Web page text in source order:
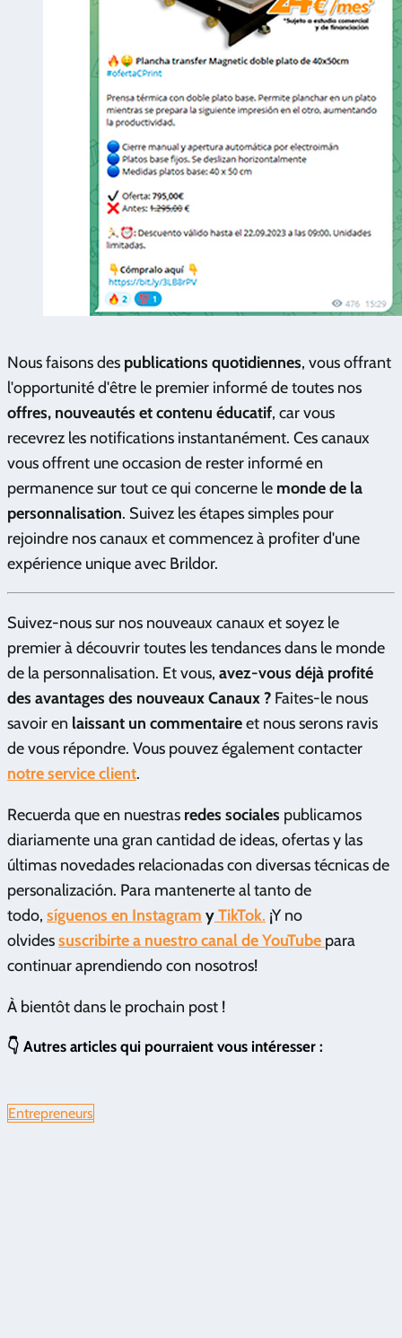
Nous faisons des publications quotidiennes, vous offrant
l'opportunité d'être le premier informé de toutes nos
offres, nouveautés et contenu éducatif, car vous
recevrez les notifications instantanément. Ces canaux
vous offrent une occasion de rester informé en
permanence sur tout ce qui concerne le monde de la
personnalisation. Suivez les étapes simples pour
rejoindre nos canaux et commencez à profiter d'une
expérience unique avec Brildor.
Suivez-nous sur nos nouveaux canaux et soyez le
premier à découvrir toutes les tendances dans le monde
de la personnalisation. Et vous, avez-vous déjà profité
des avantages des nouveaux Canaux ? Faites-le nous
savoir en laissant un commentaireet nous serons ravis
de vous répondre. Vous pouvez également contacter
notre service client.
Recuerda que en nuestras redes sociales publicamos
diariamente una gran cantidad de ideas, ofertas y las
últimas novedades relacionadas con diversas técnicas de
personalización. Para mantenerte al tanto de
todo, síguenos en Instagram yTikTok. ¡Y no
olvidessuscribirte a nuestro canal de YouTube para
continuar aprendiendo con nosotros!
À bientôt dans le prochain post !
👇 Autres articles qui pourraient vous intéresser :
Entrepreneurs